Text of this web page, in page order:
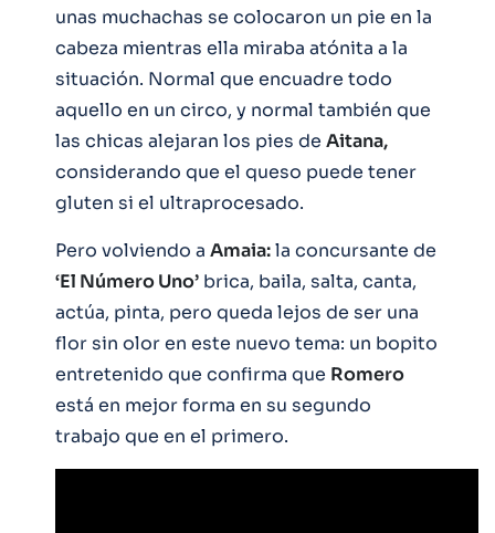
unas muchachas se colocaron un pie en la
cabeza mientras ella miraba atónita a la
situación. Normal que encuadre todo
aquello en un circo, y normal también que
las chicas alejaran los pies de Aitana,
considerando que el queso puede tener
gluten si el ultraprocesado.
Pero volviendo a Amaia:la concursante de
‘El Número Uno’ brica, baila, salta, canta,
actúa, pinta, pero queda lejos de ser una
flor sin olor en este nuevo tema: un bopito
entretenido que confirma que Romero
está en mejor forma en su segundo
trabajo que en el primero.